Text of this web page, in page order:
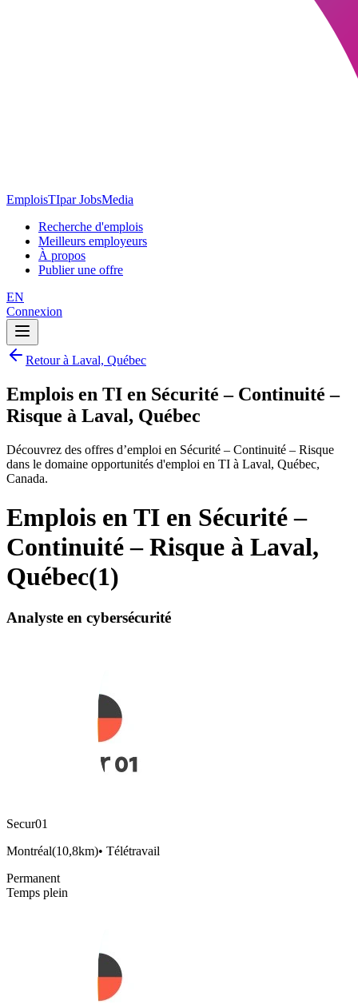
EmploisTIpar JobsMedia
Recherche d'emplois
Meilleurs employeurs
À propos
Publier une offre
EN
Connexion
Retour à Laval, Québec
Emplois en TI en Sécurité – Continuité –
Risque à Laval, Québec
Découvrez des offres d’emploi en Sécurité – Continuité – Risque
dans le domaine opportunités d'emploi en TI à Laval, Québec,
Canada.
Emplois en TI en Sécurité –
Continuité – Risque à Laval,
Québec(1)
Analyste en cybersécurité
Secur01
Montréal(10,8km)• Télétravail
Permanent
Temps plein